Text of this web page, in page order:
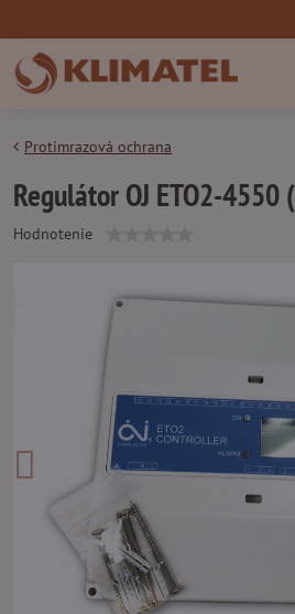
Protimrazová ochrana
Regulátor OJ ETO2-4550
Hodnotenie